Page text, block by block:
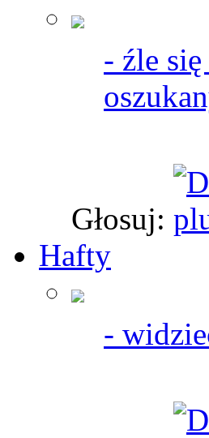
- źle
Głosuj:
Hafty
-